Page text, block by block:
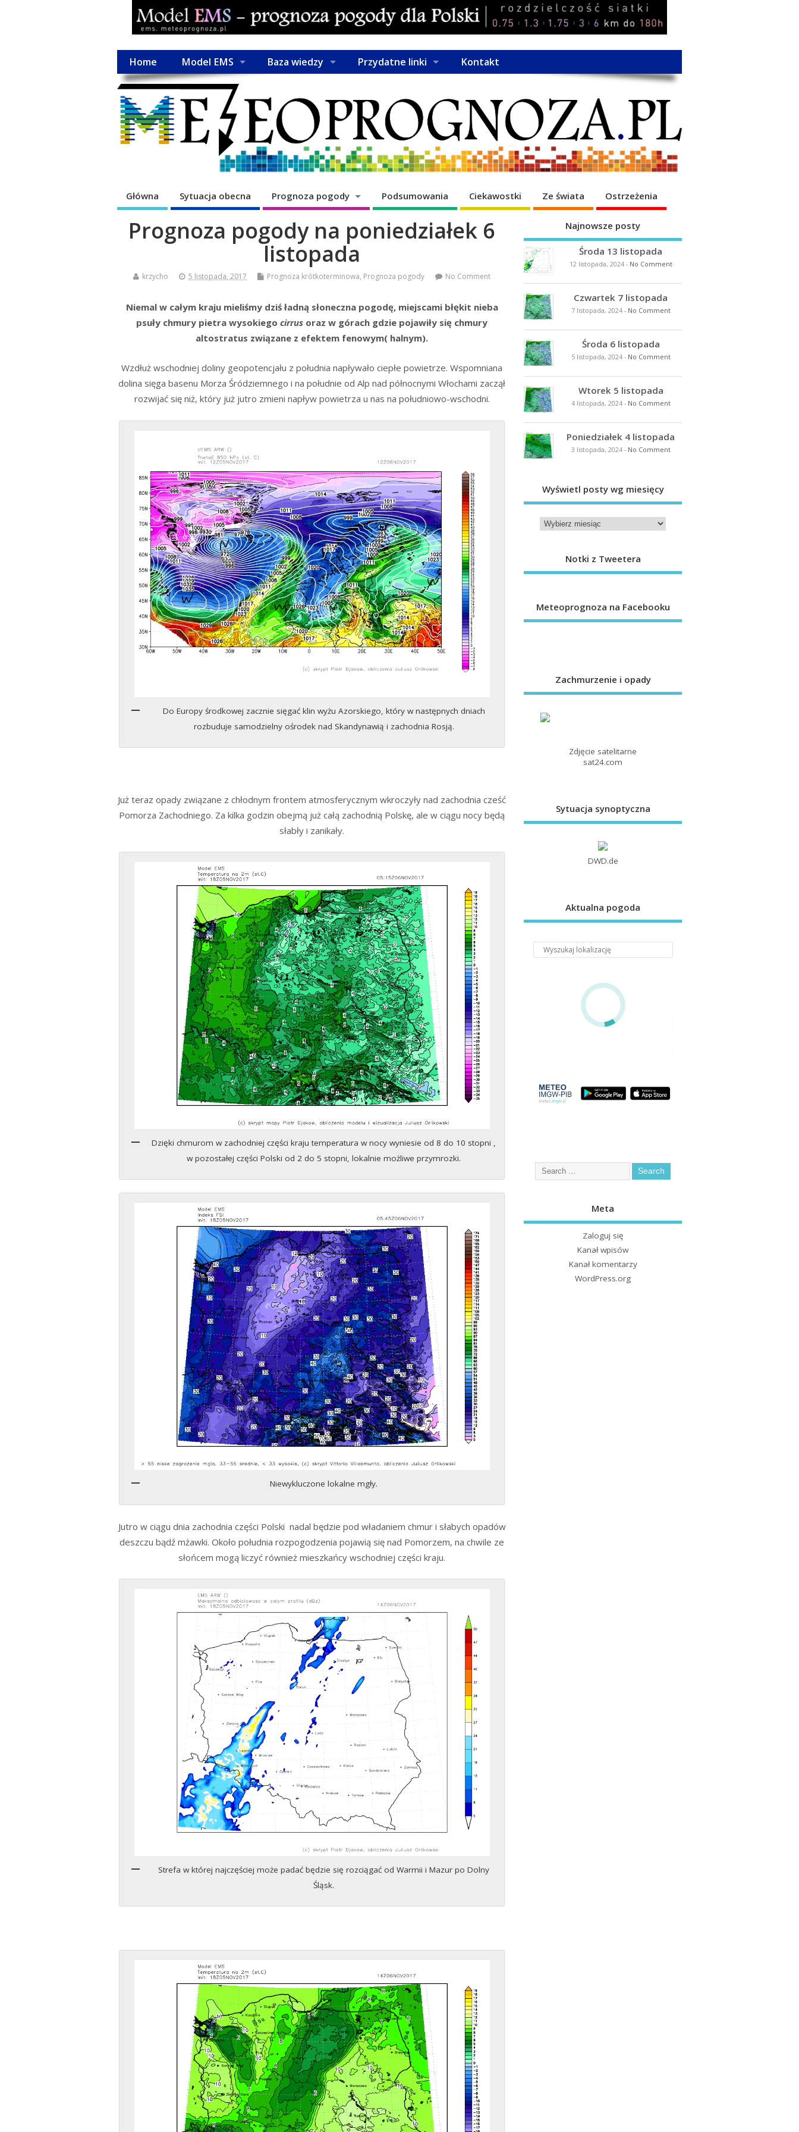
Home Model EMS Baza wiedzy Przydatne linki Kontakt
Główna Sytuacja obecna Prognoza pogody Podsumowania Ciekawostki Ze świata Ostrzeżenia
Prognoza pogody na poniedziałek 6
listopada
krzycho 5 listopada, 2017 Prognoza krótkoterminowa, Prognoza pogody No Comment
Niemal w całym kraju mieliśmy dziś ładną słoneczna pogodę, miejscami błękit nieba
psuły chmury pietra wysokiegocirrus oraz w górach gdzie pojawiły się chmury
altostratus związane z efektem fenowym( halnym).
Wzdłuż wschodniej doliny geopotencjału z południa napływało ciepłe powietrze. Wspomniana
dolina sięga basenu Morza Śródziemnego i na południe od Alp nad północnymi Włochami zaczął
rozwijać się niż, który już jutro zmieni napływ powietrza u nas na południowo-wschodni.
Do Europy środkowej zacznie sięgać klin wyżu Azorskiego, który w następnych dniach
rozbuduje samodzielny ośrodek nad Skandynawią i zachodnia Rosją.
Już teraz opady związane z chłodnym frontem atmosferycznym wkroczyły nad zachodnia cześć
Pomorza Zachodniego. Za kilka godzin obejmą już całą zachodnią Polskę, ale w ciągu nocy będą
słabły i zanikały.
Dzięki chmurom w zachodniej części kraju temperatura w nocy wyniesie od 8 do 10 stopni ,
w pozostałej części Polski od 2 do 5 stopni, lokalnie możliwe przymrozki.
Niewykluczone lokalne mgły.
Jutro w ciągu dnia zachodnia części Polski nadal będzie pod władaniem chmur i słabych opadów
deszczu bądź mżawki. Około południa rozpogodzenia pojawią się nad Pomorzem, na chwile ze
słońcem mogą liczyć również mieszkańcy wschodniej części kraju.
Strefa w której najczęściej może padać będzie się rozciągać od Warmii i Mazur po Dolny
Śląsk.
Najnowsze posty
Środa 13 listopada
12 listopada, 2024- No Comment
Czwartek 7 listopada
7 listopada, 2024- No Comment
Środa 6 listopada
5 listopada, 2024- No Comment
Wtorek 5 listopada
4 listopada, 2024- No Comment
Poniedziałek 4 listopada
3 listopada, 2024- No Comment
Wyświetl posty wg miesięcy
Notki z Tweetera
Meteoprognoza na Facebooku
Zachmurzenie i opady
Zdjęcie satelitarne
sat24.com
Sytuacja synoptyczna
DWD.de
Aktualna pogoda
Meta
Zaloguj się
Kanał wpisów
Kanał komentarzy
WordPress.org